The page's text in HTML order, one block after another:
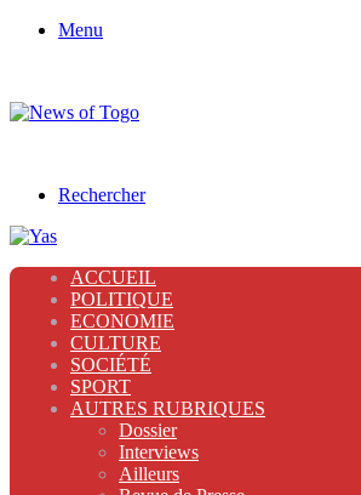
Menu
Rechercher
ACCUEIL
POLITIQUE
ECONOMIE
CULTURE
SOCIÉTÉ
SPORT
AUTRES RUBRIQUES
Dossier
Interviews
Ailleurs